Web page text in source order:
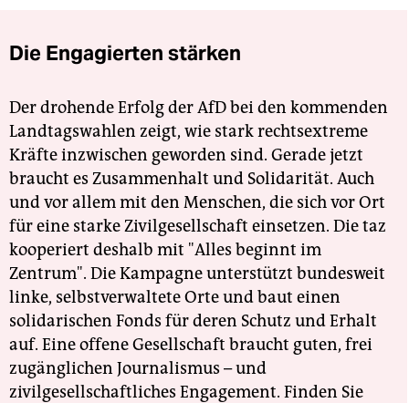
Die Engagierten stärken
Der drohende Erfolg der AfD bei den kommenden
Landtagswahlen zeigt, wie stark rechtsextreme
Kräfte inzwischen geworden sind. Gerade jetzt
braucht es Zusammenhalt und Solidarität. Auch
und vor allem mit den Menschen, die sich vor Ort
für eine starke Zivilgesellschaft einsetzen. Die taz
kooperiert deshalb mit "Alles beginnt im
Zentrum". Die Kampagne unterstützt bundesweit
linke, selbstverwaltete Orte und baut einen
solidarischen Fonds für deren Schutz und Erhalt
auf. Eine offene Gesellschaft braucht guten, frei
zugänglichen Journalismus – und
zivilgesellschaftliches Engagement. Finden Sie